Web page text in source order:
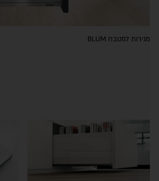
מגירות למטבח BLUM